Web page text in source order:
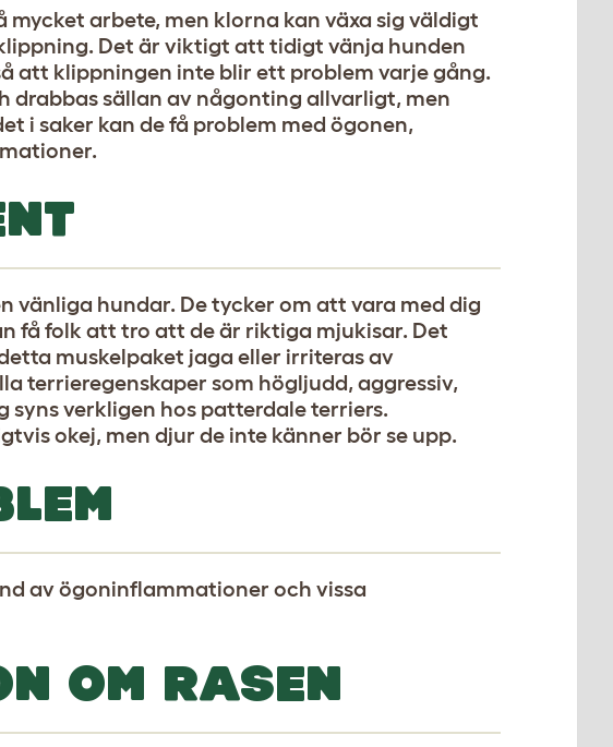
mycket arbete, men klorna kan växa sig väldigt
Det är viktigt att tidigt vänja hunden
att klippningen inte blir ett problem varje gång.
drabbas sällan av någonting allvarligt, men
i saker kan de få problem med ögonen,
vänliga hundar. De tycker om att vara med dig
få folk att tro att de är riktiga mjukisar. Det
muskelpaket jaga eller irriteras av
terrieregenskaper som högljudd, aggressiv,
verkligen hos patterdale terriers.
okej, men djur de inte känner bör se upp.
av ögoninflammationer och vissa
OM RASEN